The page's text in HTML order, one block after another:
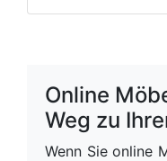
Online
Weg zu
Wenn Sie online